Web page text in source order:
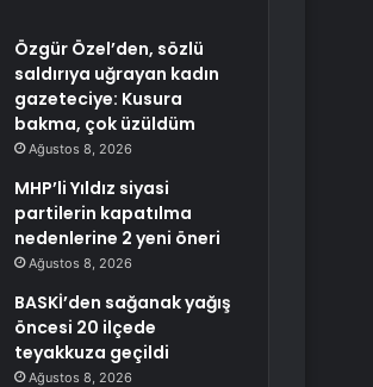
Özgür Özel’den, sözlü
saldırıya uğrayan kadın
gazeteciye: Kusura
bakma, çok üzüldüm
Ağustos 8, 2026
MHP’li Yıldız siyasi
partilerin kapatılma
nedenlerine 2 yeni öneri
Ağustos 8, 2026
BASKİ’den sağanak yağış
öncesi 20 ilçede
teyakkuza geçildi
Ağustos 8, 2026